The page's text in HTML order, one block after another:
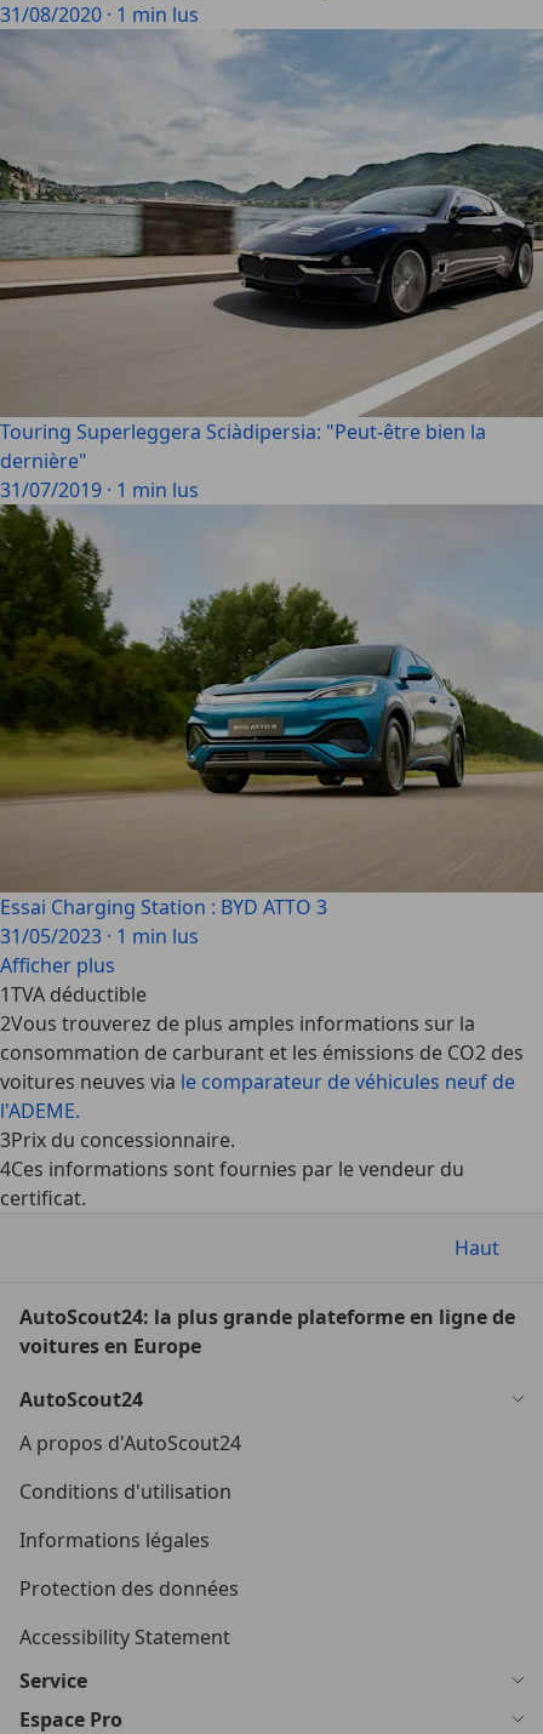
31/08/2020 · 1 min lus
Touring Superleggera Sciàdipersia: "Peut-être bien la
dernière"
31/07/2019 · 1 min lus
Essai Charging Station : BYD ATTO 3
31/05/2023 · 1 min lus
Afficher plus
1TVA déductible
2Vous trouverez de plus amples informations sur la
consommation de carburant et les émissions de CO2 des
voitures neuves via le comparateur de véhicules neuf de
l'ADEME.
3Prix du concessionnaire.
4Ces informations sont fournies par le vendeur du
certificat.
Haut
AutoScout24: la plus grande plateforme en ligne de
voitures en Europe
AutoScout24
A propos d'AutoScout24
Conditions d'utilisation
Informations légales
Protection des données
Accessibility Statement
Service
Espace Pro